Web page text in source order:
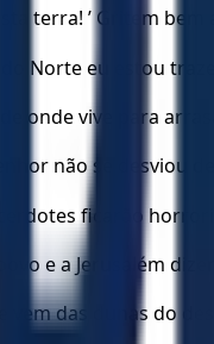
terra! ’ Gritem
Norte eu estou
onde vive para
não se desviou
ficarão
e a Jerusalém
vem das dunas do